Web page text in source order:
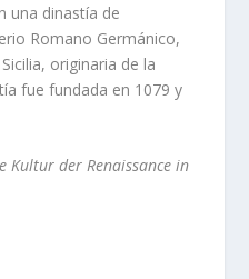
una dinastía de
Romano Germánico,
originaria de la
fue fundada en 1079 y
Kultur der Renaissance in